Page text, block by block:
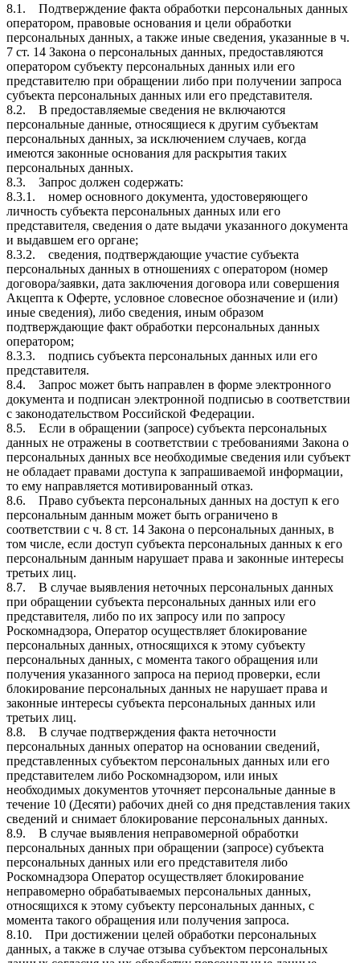
8.1. Подтверждение факта обработки персональных данных
оператором, правовые основания и цели обработки
персональных данных, а также иные сведения, указанные в ч.
7 ст. 14 Закона о персональных данных, предоставляются
оператором субъекту персональных данных или его
представителю при обращении либо при получении запроса
субъекта персональных данных или его представителя.
8.2. В предоставляемые сведения не включаются
персональные данные, относящиеся к другим субъектам
персональных данных, за исключением случаев, когда
имеются законные основания для раскрытия таких
персональных данных.
8.3. Запрос должен содержать:
8.3.1. номер основного документа, удостоверяющего
личность субъекта персональных данных или его
представителя, сведения о дате выдачи указанного документа
и выдавшем его органе;
8.3.2. сведения, подтверждающие участие субъекта
персональных данных в отношениях с оператором (номер
договора/заявки, дата заключения договора или совершения
Акцепта к Оферте, условное словесное обозначение и (или)
иные сведения), либо сведения, иным образом
подтверждающие факт обработки персональных данных
оператором;
8.3.3. подпись субъекта персональных данных или его
представителя.
8.4. Запрос может быть направлен в форме электронного
документа и подписан электронной подписью в соответствии
с законодательством Российской Федерации.
8.5. Если в обращении (запросе) субъекта персональных
данных не отражены в соответствии с требованиями Закона о
персональных данных все необходимые сведения или субъект
не обладает правами доступа к запрашиваемой информации,
то ему направляется мотивированный отказ.
8.6. Право субъекта персональных данных на доступ к его
персональным данным может быть ограничено в
соответствии с ч. 8 ст. 14 Закона о персональных данных, в
том числе, если доступ субъекта персональных данных к его
персональным данным нарушает права и законные интересы
третьих лиц.
8.7. В случае выявления неточных персональных данных
при обращении субъекта персональных данных или его
представителя, либо по их запросу или по запросу
Роскомнадзора, Оператор осуществляет блокирование
персональных данных, относящихся к этому субъекту
персональных данных, с момента такого обращения или
получения указанного запроса на период проверки, если
блокирование персональных данных не нарушает права и
законные интересы субъекта персональных данных или
третьих лиц.
8.8. В случае подтверждения факта неточности
персональных данных оператор на основании сведений,
представленных субъектом персональных данных или его
представителем либо Роскомнадзором, или иных
необходимых документов уточняет персональные данные в
течение 10 (Десяти) рабочих дней со дня представления таких
сведений и снимает блокирование персональных данных.
8.9. В случае выявления неправомерной обработки
персональных данных при обращении (запросе) субъекта
персональных данных или его представителя либо
Роскомнадзора Оператор осуществляет блокирование
неправомерно обрабатываемых персональных данных,
относящихся к этому субъекту персональных данных, с
момента такого обращения или получения запроса.
8.10. При достижении целей обработки персональных
данных, а также в случае отзыва субъектом персональных